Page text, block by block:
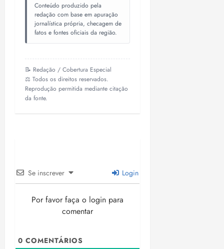
Conteúdo produzido pela
redação com base em apuração
jornalística própria, checagem de
fatos e fontes oficiais da região.
📝 Redação / Cobertura Especial
⚖️ Todos os direitos reservados.
Reprodução permitida mediante citação
da fonte.
Se inscrever Login
Por favor faça o login para
comentar
0 COMENTÁRIOS